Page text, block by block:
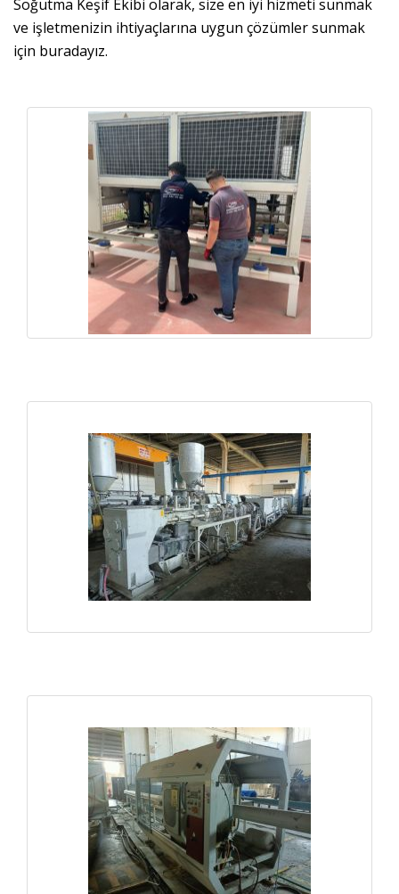
Soğutma Keşif Ekibi olarak, size en iyi hizmeti sunmak
ve işletmenizin ihtiyaçlarına uygun çözümler sunmak
için buradayız.